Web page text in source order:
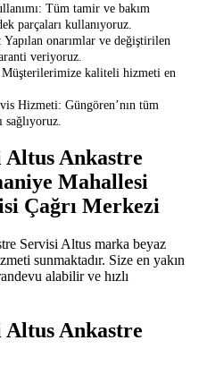
Tüm tamir ve bakım
parçaları kullanıyoruz.
onarımlar ve değiştirilen
veriyoruz.
kaliteli hizmeti en
Hizmeti: Güngören’nın tüm
Altus Ankastre
Mahallesi
Çağrı Merkezi
Servisi Altus marka beyaz
sunmaktadır. Size en yakın
alabilir ve hızlı
Altus Ankastre